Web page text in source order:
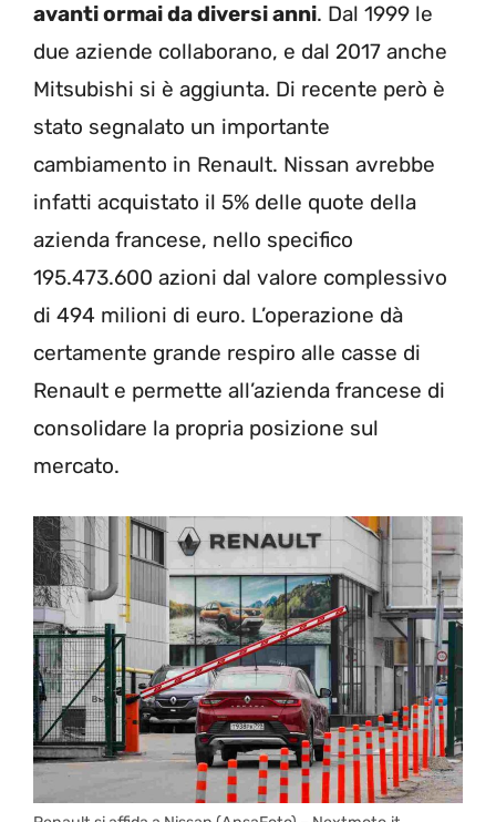
avanti ormai da diversi anni. Dal 1999 le
due aziende collaborano, e dal 2017 anche
Mitsubishi si è aggiunta. Di recente però è
stato segnalato un importante
cambiamento in Renault. Nissan avrebbe
infatti acquistato il 5% delle quote della
azienda francese, nello specifico
195.473.600 azioni dal valore complessivo
di 494 milioni di euro. L’operazione dà
certamente grande respiro alle casse di
Renault e permette all’azienda francese di
consolidare la propria posizione sul
mercato.